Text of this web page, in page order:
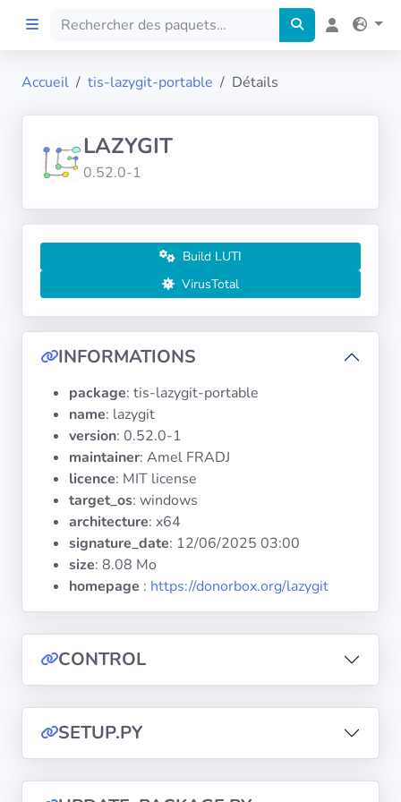
Preprod
À propos
FILTRES
Langues
Architectures
d'exploitation
Catégories
Documentation
Tranquil IT
Accueil tis-lazygit-portable Détails
LAZYGIT
0.52.0-1
Build LUTI
VirusTotal
INFORMATIONS
package: tis-lazygit-portable
name: lazygit
version: 0.52.0-1
maintainer: Amel FRADJ
licence: MIT license
target_os: windows
architecture: x64
signature_date: 12/06/2025 03:00
size: 8.08 Mo
homepage : https://donorbox.org/lazygit
CONTROL
SETUP.PY